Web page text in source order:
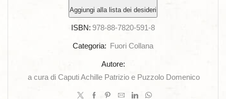
un
professore
e
…
Aggiungi alla lista dei desideri
ISBN: 978-88-7820-591-8
Categoria: Fuori Collana
Autore:
a cura di Caputi Achille Patrizio e Puzzolo Domenico